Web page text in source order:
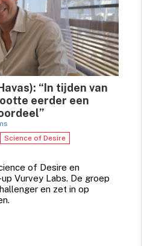
“In tijden van
eerder een
Science of Desire
of Desire en
Vurvey Labs. De groep
en zet in op